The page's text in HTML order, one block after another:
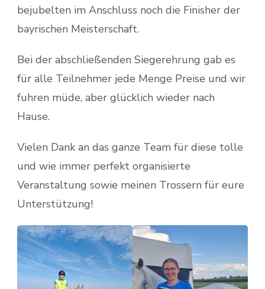
bejubelten im Anschluss noch die Finisher der
bayrischen Meisterschaft.
Bei der abschließenden Siegerehrung gab es
für alle Teilnehmer jede Menge Preise und wir
fuhren müde, aber glücklich wieder nach
Hause.
Vielen Dank an das ganze Team für diese tolle
und wie immer perfekt organisierte
Veranstaltung sowie meinen Trossern für eure
Unterstützung!